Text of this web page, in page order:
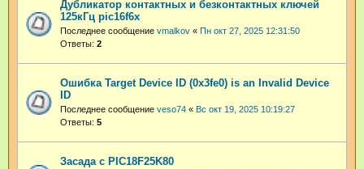
Дубликатор контактных и безконтактных ключей
125кГц pic16f6x
Последнее сообщение vmalkov « Пн окт 27, 2025 12:31:50
Ответы: 2
Ошибка Target Device ID (0x3fe0) is an Invalid Device
ID
Последнее сообщение veso74 « Вс окт 19, 2025 10:19:27
Ответы: 5
Засада с PIC18F25K80